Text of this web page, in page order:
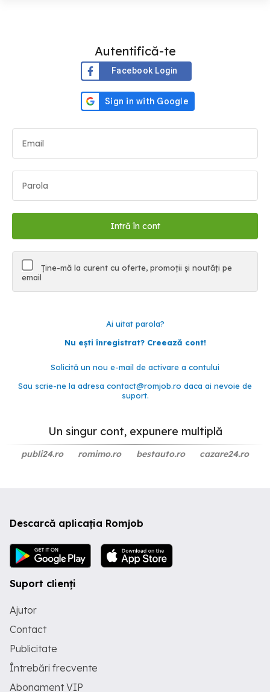
Autentifică-te
Facebook Login
Ține-mă la curent cu oferte, promoții și noutăți pe
email
Ai uitat parola?
Nu ești înregistrat? Creează cont!
Solicită un nou e-mail de activare a contului
Sau scrie-ne la adresa contact@romjob.ro daca ai nevoie de
suport.
Un singur cont, expunere multiplă
publi24.ro romimo.ro bestauto.ro cazare24.ro
Descarcă aplicația Romjob
Suport clienți
Ajutor
Contact
Publicitate
Întrebări frecvente
Abonament VIP